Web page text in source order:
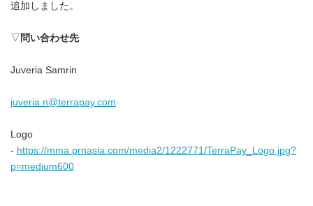
追加しました。
▽ 問い合わせ先
Juveria Samrin
juveria.n@terrapay.com
Logo
- https://mma.prnasia.com/media2/1222771/TerraPay_Logo.jpg?
p=medium600